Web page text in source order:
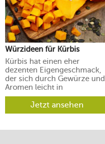
Würzideen für Kürbis
Kürbis hat einen eher
dezenten Eigengeschmack,
der sich durch Gewürze und
Aromen leicht in
verschiedene Richtungen
lenken lässt.Jetzt ansehen